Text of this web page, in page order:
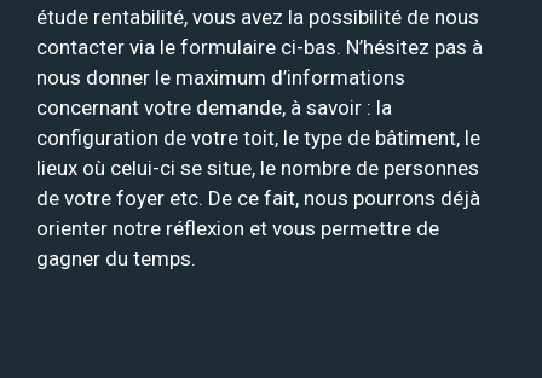
étude rentabilité, vous avez la possibilité de nous
contacter via le formulaire ci-bas. N’hésitez pas à
nous donner le maximum d’informations
concernant votre demande, à savoir : la
configuration de votre toit, le type de bâtiment, le
lieux où celui-ci se situe, le nombre de personnes
de votre foyer etc. De ce fait, nous pourrons déjà
orienter notre réflexion et vous permettre de
gagner du temps.